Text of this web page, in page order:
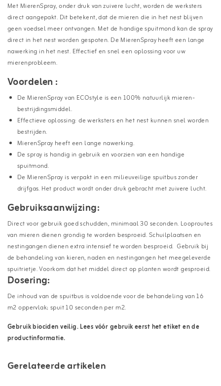
Met MierenSpray, onder druk van zuivere lucht, worden de werksters
direct aangepakt. Dit betekent, dat de mieren die in het nest blijven
geen voedsel meer ontvangen. Met de handige spuitmond kan de spray
direct in het nest worden gespoten. De MierenSprayheeft een lange
nawerking in het nest. Effectief en snel een oplossing voor uw
mierenprobleem.
Voordelen :
De MierenSprayvan ECOstyle is een 100% natuurlijk mieren-
bestrijdingsmiddel.
Effectieve oplossing: de werksters en het nest kunnen snel worden
bestrijden.
MierenSpray heeft een lange nawerking.
De spray is handig in gebruik en voorzien van een handige
spuitmond.
De MierenSpray is verpakt in een milieuveilige spuitbus zonder
drijfgas. Het product wordt onder druk gebracht met zuivere lucht.
Gebruiksaanwijzing:
Direct voor gebruik goed schudden, minimaal 30 seconden. Looproutes
van mieren dienen grondig te worden besproeid. Schuilplaatsen en
nestingangen dienen extra intensief te worden besproeid. Gebruik bij
de behandeling van kieren, naden en nestingangen het meegeleverde
spuitrietje. Voorkom dat het middel direct op planten wordt gesproeid.
Dosering:
De inhoud van de spuitbus is voldoende voor de behandeling van 16
m2 oppervlak; spuit 10 seconden per m2.
Gebruik biociden veilig. Lees vóór gebruik eerst het etiket en de
productinformatie.
Gerelateerde artikelen